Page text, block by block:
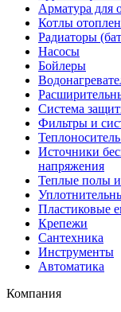
Арматура для
Котлы
Радиаторы
Насосы
Бойлеры
Система
Фильтры и
Источники
напряжения
Теплые полы и
Пластиковые
Крепежи
Сантехника
Инструменты
Автоматика
Компания